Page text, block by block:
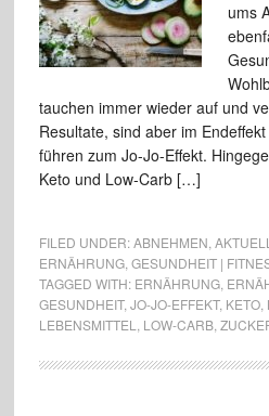
ums
tauchen immer wieder auf und
Resultate, sind aber im
führen zum Jo-Jo-Effekt.
Keto und Low-Carb […]
FILED UNDER:ABNEHMEN AKTUELL
ERNÄHRUNG, GESUNDHEIT |
TAGGED WITH: ERNÄHRUNG,
GESUNDHEIT, JO-JO-EFFEKT, KETO,
LEBENSMITTEL
LOW-CARB,